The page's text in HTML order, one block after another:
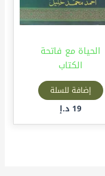
الحياة مع فاتحة
الكتاب
إضافة للسلة
19 د.إ